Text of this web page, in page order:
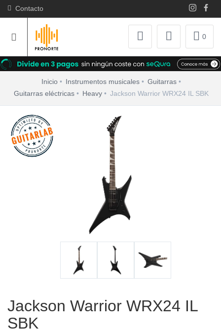
Contacto
0
Inicio Instrumentos musicales
Guitarras
Guitarras eléctricas
Heavy Jackson Warrior WRX24 IL SBK
Jackson Warrior WRX24 IL
SBK